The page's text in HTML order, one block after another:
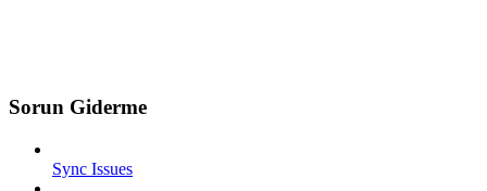
Sorun Giderme
Sync Issues